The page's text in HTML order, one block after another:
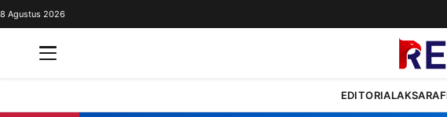
REDAKSI
8 Agustus 2026
EDITORIALAKSARA